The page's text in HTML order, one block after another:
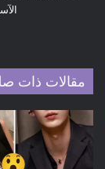
مقالات ذات